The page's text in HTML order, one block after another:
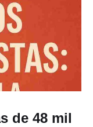
de 48 mil